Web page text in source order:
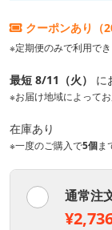
クーポンあり（
※定期便のみで利用でき
最短 8/11（火） に
※お届け地域によって
在庫あり
※一度のご購入で5個ま
通常注